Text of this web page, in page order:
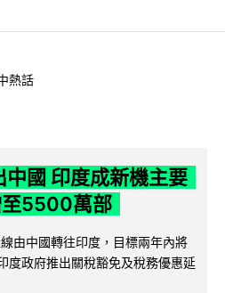
熱話
國 印度成新機主要
至5500萬部
由中國轉往印度，目標兩年內將
度政府推出關稅豁免及稅務優惠延